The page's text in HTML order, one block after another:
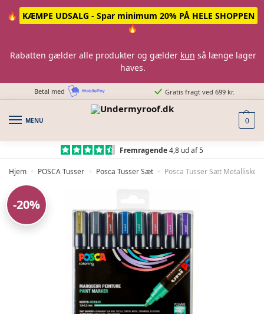
🔥
KÆMPE UDSALG - Spar minimum 20% PÅ HELE SHOPPEN
🔥
Rabatten gælder alle produkter og gælder kun så længe lager
haves.
Betal med Gratis fragt ved 699 kr.
MENU 0
Fremragende4,8 ud af 5
Hjem » POSCA Tusser » Posca Tusser Sæt » Posca Tusser Sæt Metalliske
-20%